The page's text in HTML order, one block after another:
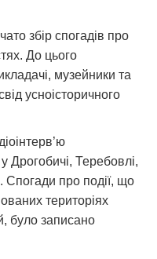
збір спогадів про
До цього
музейники та
усноісторичного
Дрогобичі, Теребовлі,
Спогади про події, що
територіях
було записано